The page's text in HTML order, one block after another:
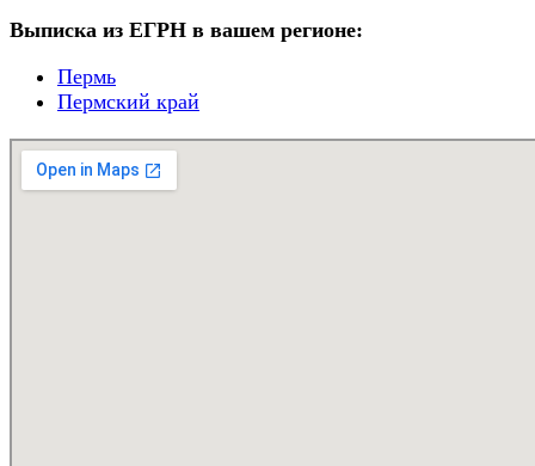
Выписка из ЕГРН в вашем регионе:
Пермь
Пермский край